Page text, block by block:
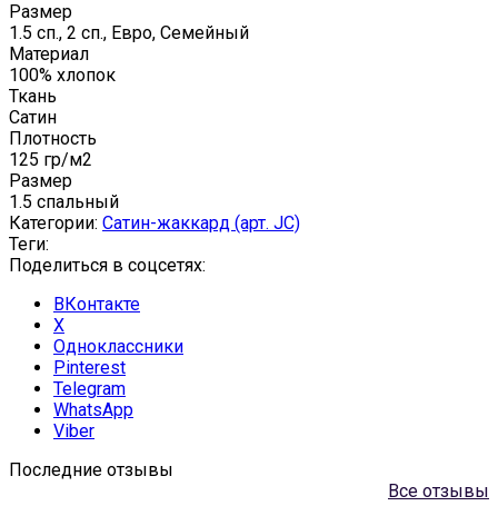
Размер
1.5 сп., 2 сп., Евро, Семейный
Материал
100% хлопок
Ткань
Сатин
Плотность
125 гр/м2
Размер
1.5 спальный
Категории: Сатин-жаккард (арт. JC)
Теги:
Поделиться в соцсетях:
ВКонтакте
X
Одноклассники
Pinterest
Telegram
WhatsApp
Viber
Последние отзывы
Все отзывы